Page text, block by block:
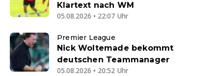
Klartext nach WM
05.08.2026 • 22:07 Uhr
Premier League
Nick Woltemade bekommt
deutschen Teammanager
05.08.2026 • 20:52 Uhr